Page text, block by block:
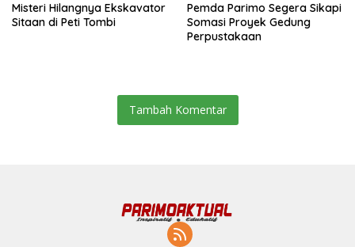
Misteri Hilangnya Ekskavator
Sitaan di Peti Tombi
Pemda Parimo Segera Sikapi
Somasi Proyek Gedung
Perpustakaan
Tambah Komentar